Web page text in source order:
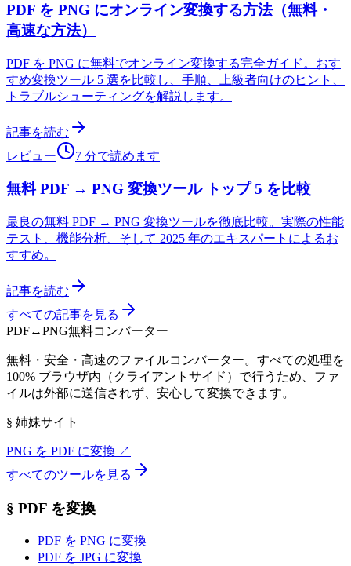
PDF を PNG にオンライン変換する方法（無料・
高速な方法）
PDF を PNG に無料でオンライン変換する完全ガイド。おす
すめ変換ツール 5 選を比較し、手順、上級者向けのヒント、
トラブルシューティングを解説します。
記事を読む
レビュー
7 分で読めます
無料 PDF → PNG 変換ツール トップ 5 を比較
最良の無料 PDF → PNG 変換ツールを徹底比較。実際の性能
テスト、機能分析、そして 2025 年のエキスパートによるお
すすめ。
記事を読む
すべての記事を見る
PDF↔PNG無料コンバーター
無料・安全・高速のファイルコンバーター。すべての処理を
100% ブラウザ内（クライアントサイド）で行うため、ファ
イルは外部に送信されず、安心して変換できます。
§ 姉妹サイト
PNG を PDF に変換 ↗
すべてのツールを見る
§ PDF を変換
PDF を PNG に変換
PDF を JPG に変換